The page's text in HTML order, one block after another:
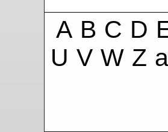
A B C D
U V W Z a